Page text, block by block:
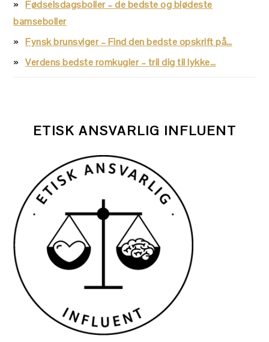
Fødselsdagsboller – de bedste og blødeste
bamseboller
Fynsk brunsviger – Find den bedste opskrift på…
Verdens bedste romkugler – tril dig til lykke…
ETISK ANSVARLIG INFLUENT